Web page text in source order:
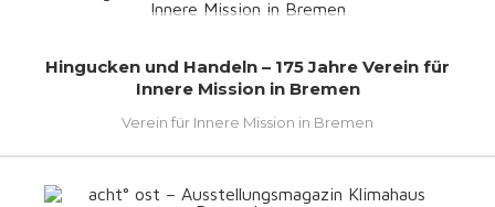
Hingucken und Handeln – 175 Jahre Verein für
Innere Mission in Bremen
Verein für Innere Mission in Bremen